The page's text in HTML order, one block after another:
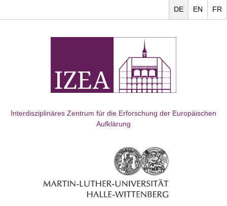
FR
EN
DE
Interdisziplinäres Zentrum für die Erforschung der Europäischen
Aufklärung